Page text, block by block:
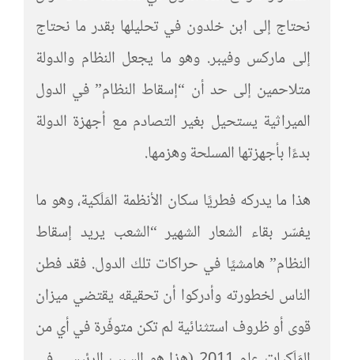
نحتاج إلى ابن خلدون في تحليلها بقدر ما نحتاج
إلى ماركس وفيبر. وهو ما يجعل النظام والدولة
متلاحمين إلى حد أن “إسقاط النظام” في الدول
الميراثية يستحيل بغير التصادم مع أجهزة الدولة
بدءًا بأجهزتها المسلحة وهزمها.
هذا ما يدركه فطريًا سكان الأنظمة المَلَكية، وهو ما
يفسّر بقاء الشعار الشهير “الشعب يريد إسقاط
النظام” هامشيًا في حراكات تلك الدول. فقد فطن
الناس لخطورته وأدركوا أن تحقيقه يقتضي ميزان
قوى أو ظروف استثنائية لم تكن متوفّرة في أي من